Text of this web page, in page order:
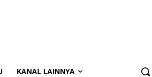
KANAL LAINNYA